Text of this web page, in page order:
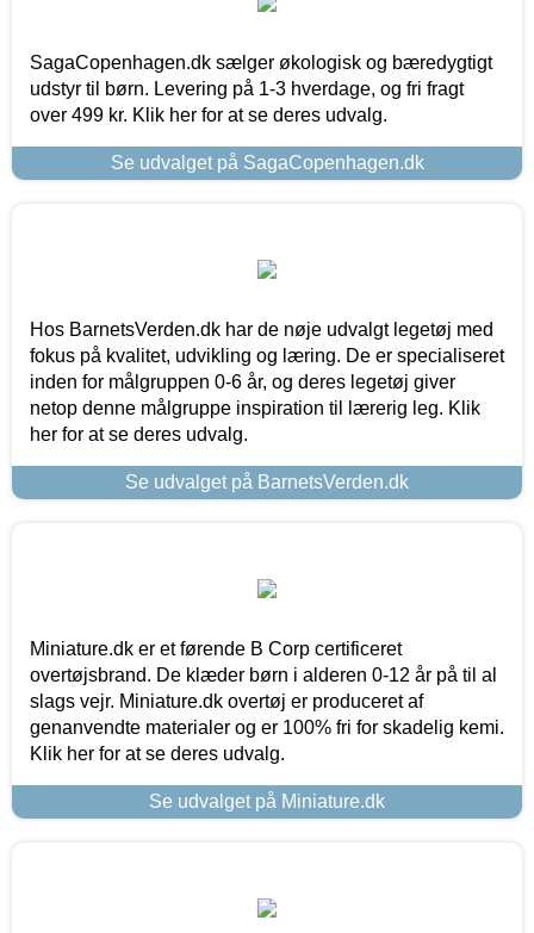
SagaCopenhagen.dk sælger økologisk og bæredygtigt
udstyr til børn. Levering på 1-3 hverdage, og fri fragt
over 499 kr. Klik her for at se deres udvalg.
Se udvalget på SagaCopenhagen.dk
Hos BarnetsVerden.dk har de nøje udvalgt legetøj med
fokus på kvalitet, udvikling og læring. De er specialiseret
inden for målgruppen 0-6 år, og deres legetøj giver
netop denne målgruppe inspiration til lærerig leg. Klik
her for at se deres udvalg.
Se udvalget på BarnetsVerden.dk
Miniature.dk er et førende B Corp certificeret
overtøjsbrand. De klæder børn i alderen 0-12 år på til al
slags vejr. Miniature.dk overtøj er produceret af
genanvendte materialer og er 100% fri for skadelig kemi.
Klik her for at se deres udvalg.
Se udvalget på Miniature.dk